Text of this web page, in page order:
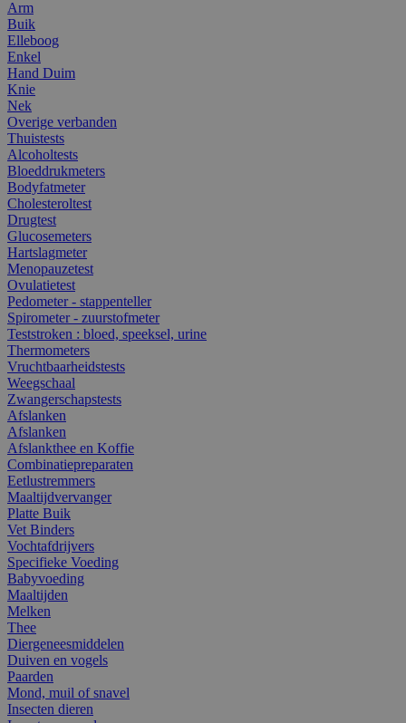
Arm
Buik
Elleboog
Enkel
Hand Duim
Knie
Nek
Overige verbanden
Thuistests
Alcoholtests
Bloeddrukmeters
Bodyfatmeter
Cholesteroltest
Drugtest
Glucosemeters
Hartslagmeter
Menopauzetest
Ovulatietest
Pedometer - stappenteller
Spirometer - zuurstofmeter
Teststroken : bloed, speeksel, urine
Thermometers
Vruchtbaarheidstests
Weegschaal
Zwangerschapstests
Afslanken
Afslanken
Afslankthee en Koffie
Combinatiepreparaten
Eetlustremmers
Maaltijdvervanger
Platte Buik
Vet Binders
Vochtafdrijvers
Specifieke Voeding
Babyvoeding
Maaltijden
Melken
Thee
Diergeneesmiddelen
Duiven en vogels
Paarden
Mond, muil of snavel
Insecten dieren